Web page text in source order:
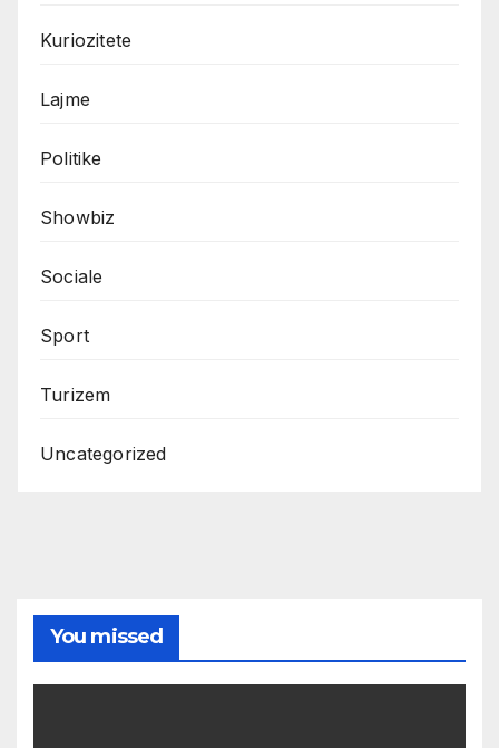
Kuriozitete
Lajme
Politike
Showbiz
Sociale
Sport
Turizem
Uncategorized
You missed